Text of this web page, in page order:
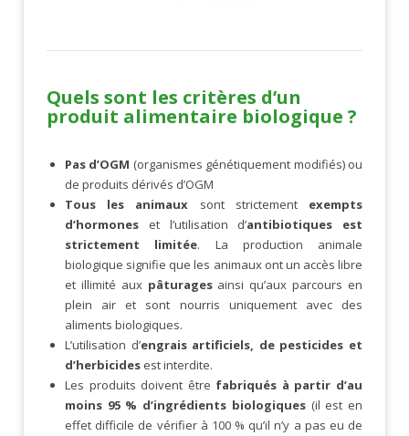
Quels sont les critères d’un
produit alimentaire biologique ?
Pas d’OGM (organismes génétiquement modifiés) ou
de produits dérivés d’OGM
Tous les animaux sont strictement exempts
d’hormones et l’utilisation d’antibiotiques est
strictement limitée. La production animale
biologique signifie que les animaux ont un accès libre
et illimité aux pâturagesainsi qu’aux parcours en
plein air et sont nourris uniquement avec des
aliments biologiques.
L’utilisation d’engrais artificiels, de pesticides et
d’herbicides est interdite.
Les produits doivent être fabriqués à partir d’au
moins 95 % d’ingrédients biologiques(il est en
effet difficile de vérifier à 100 % qu’il n’y a pas eu de